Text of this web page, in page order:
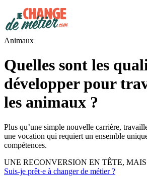
Animaux
Quelles sont les
développer pour
les animaux ?
Plus qu’une simple nouvelle carrière,
une vocation qui requiert un ensemble
compétences.
UNE RECONVERSION EN TÊTE,
Suis-je prêt·e à changer de métier ?